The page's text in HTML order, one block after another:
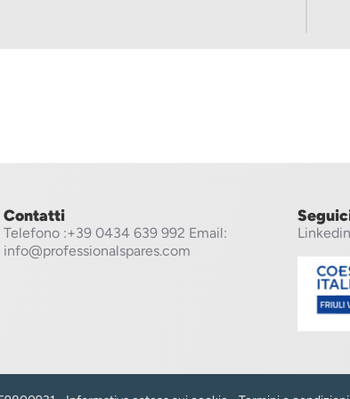
Contatti
Telefono :+39 0434 639 992 Email:
info@professionalspares.com
Linkedin